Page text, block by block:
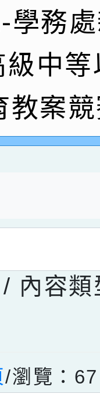
科展 國
老師、
二班張O
國小朗讀
師
桃園市中
名
小創客佳
學務
級中
教案
容會更
內容類
/瀏覽：67